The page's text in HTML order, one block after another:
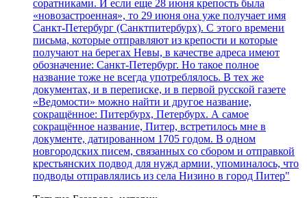
соратниками. И если еще 28 июня крепость была
«новозастроенная», то 29 июня она уже получает имя
Санкт-Петербург (Санктпитербурх). С этого времени
письма, которые отправляют из крепости и которые
получают на берегах Невы, в качестве адреса имеют
обозначение: Санкт-Петербург. Но такое полное
название тоже не всегда употреблялось. В тех же
документах, и в переписке, и в первой русской газете
«Ведомости» можно найти и другое название,
сокращённое: Питербурх, Петербурх. А самое
сокращённое название, Питер, встретилось мне в
документе, датированном 1705 годом. В одном
новгородских писем, связанных со сбором и отправкой
крестьянских подвод для нужд армии, упоминалось, что
подводы отправлялись из села Низино в город Питер"